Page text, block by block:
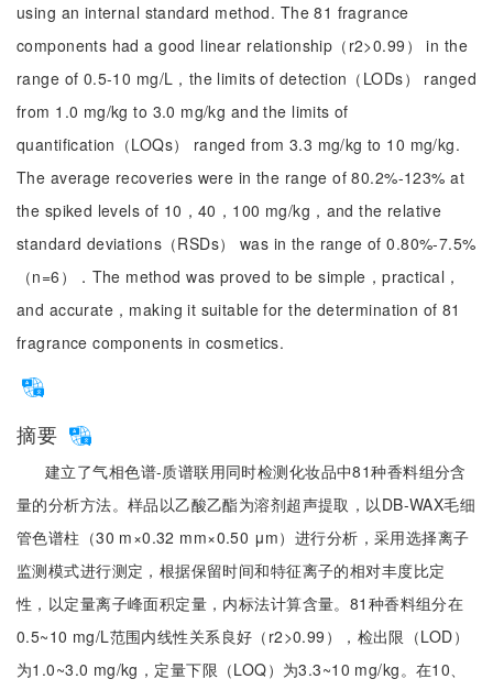
using an internal standard method. The 81 fragrance
components had a good linear relationship（r2>0.99） in the
range of 0.5-10 mg/L，the limits of detection（LODs） ranged
from 1.0 mg/kg to 3.0 mg/kg and the limits of
quantification（LOQs） ranged from 3.3 mg/kg to 10 mg/kg.
The average recoveries were in the range of 80.2%-123% at
the spiked levels of 10，40，100 mg/kg，and the relative
standard deviations（RSDs） was in the range of 0.80%-7.5%
（n=6）．The method was proved to be simple，practical，
and accurate，making it suitable for the determination of 81
fragrance components in cosmetics.
摘要
建立了气相色谱-质谱联用同时检测化妆品中81种香料组分含
量的分析方法。样品以乙酸乙酯为溶剂超声提取，以DB-WAX毛细
管色谱柱（30 m×0.32 mm×0.50 μm）进行分析，采用选择离子
监测模式进行测定，根据保留时间和特征离子的相对丰度比定
性，以定量离子峰面积定量，内标法计算含量。81种香料组分在
0.5~10 mg/L范围内线性关系良好（r2>0.99），检出限（LOD）
为1.0~3.0 mg/kg，定量下限（LOQ）为3.3~10 mg/kg。在10、